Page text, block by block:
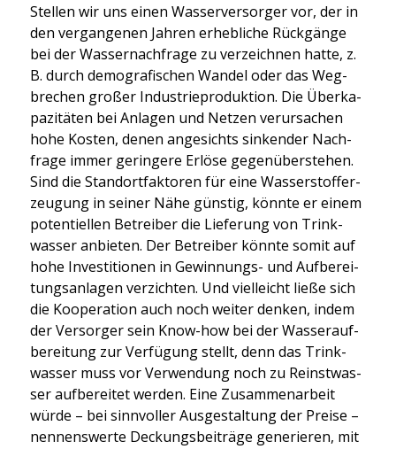
Stel­len wir uns einen Was­ser­ver­sor­ger vor, der in
den ver­gan­ge­nen Jah­ren erheb­li­che Rück­gän­ge
bei der Was­ser­nach­fra­ge zu ver­zeich­nen hat­te, z.
B. durch demo­gra­fi­schen Wan­del oder das Weg­
bre­chen gro­ßer Indus­trie­pro­duk­ti­on. Die Über­ka­
pa­zi­tä­ten bei Anla­gen und Net­zen ver­ur­sa­chen
hohe Kos­ten, denen ange­sichts sin­ken­der Nach­
fra­ge immer gerin­ge­re Erlö­se gegen­über­ste­hen.
Sind die Stand­ort­fak­to­ren für eine Was­ser­stoff­er­
zeu­gung in sei­ner Nähe güns­tig, könn­te er einem
poten­ti­el­len Betrei­ber die Lie­fe­rung von Trink­
was­ser anbie­ten. Der Betrei­ber könn­te somit auf
hohe Inves­ti­tio­nen in Gewin­nungs- und Auf­be­rei­
tungs­an­la­gen ver­zich­ten. Und viel­leicht lie­ße sich
die Koope­ra­ti­on auch noch wei­ter den­ken, indem
der Ver­sor­ger sein Know-how bei der Was­ser­auf­
be­rei­tung zur Ver­fü­gung stellt, denn das Trink­
was­ser muss vor Ver­wen­dung noch zu Reinst­was­
ser auf­be­rei­tet wer­den. Eine Zusam­men­ar­beit
wür­de – bei sinn­vol­ler Aus­ge­stal­tung der Prei­se –
nen­nens­wer­te Deckungs­bei­trä­ge gene­rie­ren, mit